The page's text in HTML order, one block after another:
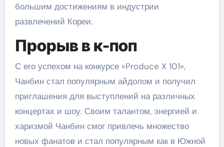
большим достижениям в индустрии
развлечений Кореи.
Прорыв в к-поп
С его успехом на конкурсе «Produce X 101»,
Чанбин стал популярным айдолом и получил
приглашения для выступлений на различных
концертах и шоу. Своим талантом, энергией и
харизмой Чанбин смог привлечь множество
новых фанатов и стал популярным как в Южной